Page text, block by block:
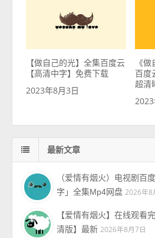
【做自己的光】全集百度云
【高清中字】免费下载
2023年8月3日
《
百度
超清
最新文章
（爱情有烟火）电视剧百
字」全集Mp4网盘 2026年8
【爱情有烟火】在线观看
清版】最新 2026年8月7日